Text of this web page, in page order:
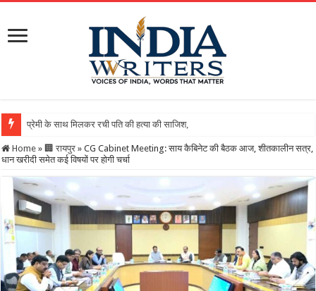
Home » 🏢 रायपुर » CG Cabinet Meeting: साय कैबिनेट की बैठक आज, शीतकालीन सत्र,
धान खरीदी समेत कई विषयों पर होगी चर्चा